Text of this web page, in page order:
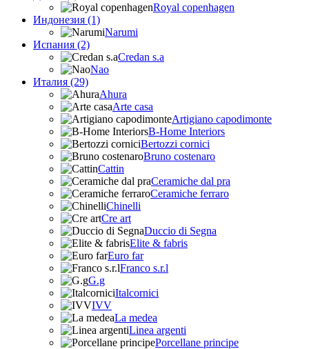
Royal copenhagen
Индонезия (1)
Narumi
Испания (2)
Credan s.a
Nao
Италия (29)
Ahura
Arte casa
Artigiano capodimonte
B-Home Interiors
Bertozzi cornici
Bruno costenaro
Cattin
Ceramiche dal pra
Ceramiche ferraro
Chinelli
Cre art
Duccio di Segna
Elite & fabris
Euro far
Franco s.r.l
G.g
Italcornici
IVV
La medea
Linea argenti
Porcellane principe